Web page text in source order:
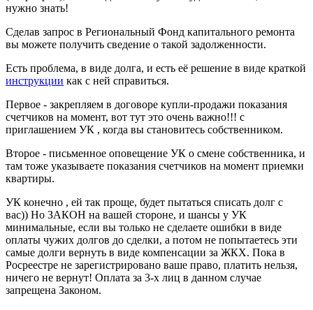
нужно знать!
Сделав запрос в Региональный Фонд капитального ремонта
вы можете получить сведение о такой задолженности.
Есть проблема, в виде долга, и есть её решение в виде краткой
инструкции как с ней справиться.
Первое - закрепляем в договоре купли-продажи показания
счетчиков на момент, вот тут это очень важно!!! с
приглашением УК , когда вы становитесь собственником.
Второе - письменное оповещение УК о смене собственника, и
там тоже указываете показания счетчиков на момент приемки
квартиры.
УК конечно , ей так проще, будет пытаться списать долг с
вас)) Но ЗАКОН на вашей стороне, и шансы у УК
минимальные, если вы только не сделаете ошибки в виде
оплаты чужих долгов до сделки, а потом не попытаетесь эти
самые долги вернуть в виде компенсации за ЖКХ. Пока в
Росреестре не зарегистрировано ваше право, платить нельзя,
ничего не вернут! Оплата за 3-х лиц в данном случае
запрещена Законом.